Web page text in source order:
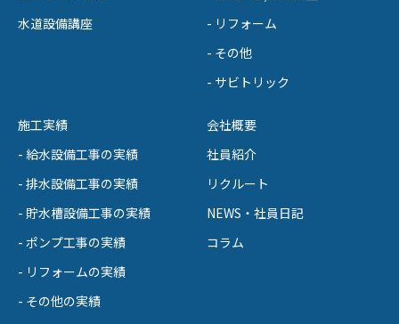
水道設備講座
- リフォーム
- その他
- サビトリック
施工実績
- 給水設備工事の実績
- 排水設備工事の実績
- 貯水槽設備工事の実績
- ポンプ工事の実績
- リフォームの実績
- その他の実績
会社概要
社員紹介
リクルート
NEWS・社員日記
コラム